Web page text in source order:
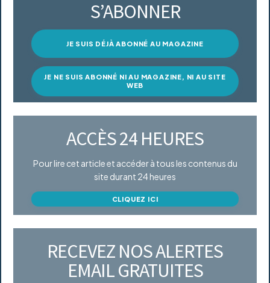
S’ABONNER
JE SUIS DÉJÀ ABONNÉ AU MAGAZINE
JE NE SUIS ABONNÉ NI AU MAGAZINE, NI AU SITE
WEB
ACCÈS 24 HEURES
Pour lire cet article et accéder à tous les contenus du
site durant 24 heures
CLIQUEZ ICI
RECEVEZ NOS ALERTES
EMAIL GRATUITES